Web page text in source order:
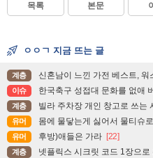
목록 본문
ㅇㅇㄱ 지금 뜨는 글
계층 신혼남이 느낀 가전 베스트, 워
이슈 한국축구 성접대 문화를 없애
계층 빌라 주차장 개인 창고로 쓰는
유머 몸에 물닿는게 싫어서 물티슈
유머 후방)애들은 가라 [22]
계층 넷플릭스 시크릿 코드 1장으로